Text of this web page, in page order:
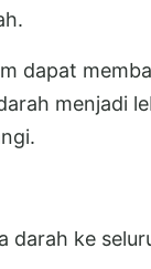
dapat
menjadi
darah ke